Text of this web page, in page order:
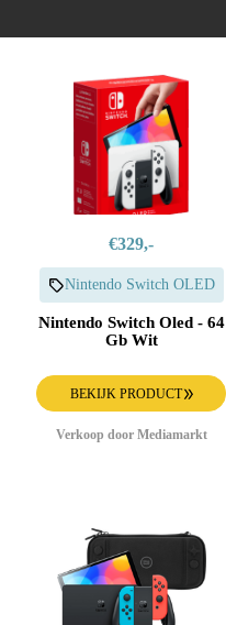
€329,-
Nintendo Switch OLED
Nintendo Switch Oled - 64
Gb Wit
BEKIJK PRODUCT
Verkoop door Mediamarkt